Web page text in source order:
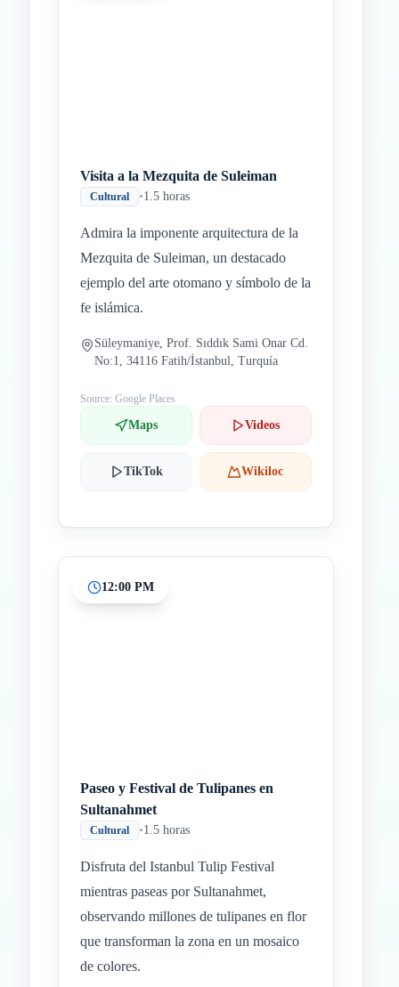
Visita a la Mezquita de Suleiman
Cultural •1.5 horas
Admira la imponente arquitectura de la
Mezquita de Suleiman, un destacado
ejemplo del arte otomano y símbolo de la
fe islámica.
Süleymaniye, Prof. Sıddık Sami Onar Cd.
No:1, 34116 Fatih/İstanbul, Turquía
Source: Google Places
Maps Videos
TikTok Wikiloc
12:00 PM
Paseo y Festival de Tulipanes en
Sultanahmet
Cultural •1.5 horas
Disfruta del Istanbul Tulip Festival
mientras paseas por Sultanahmet,
observando millones de tulipanes en flor
que transforman la zona en un mosaico
de colores.